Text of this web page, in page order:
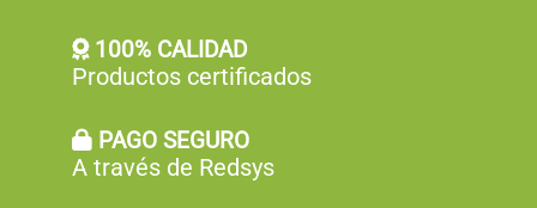
100% CALIDAD
Productos certificados
PAGO SEGURO
A través de Redsys